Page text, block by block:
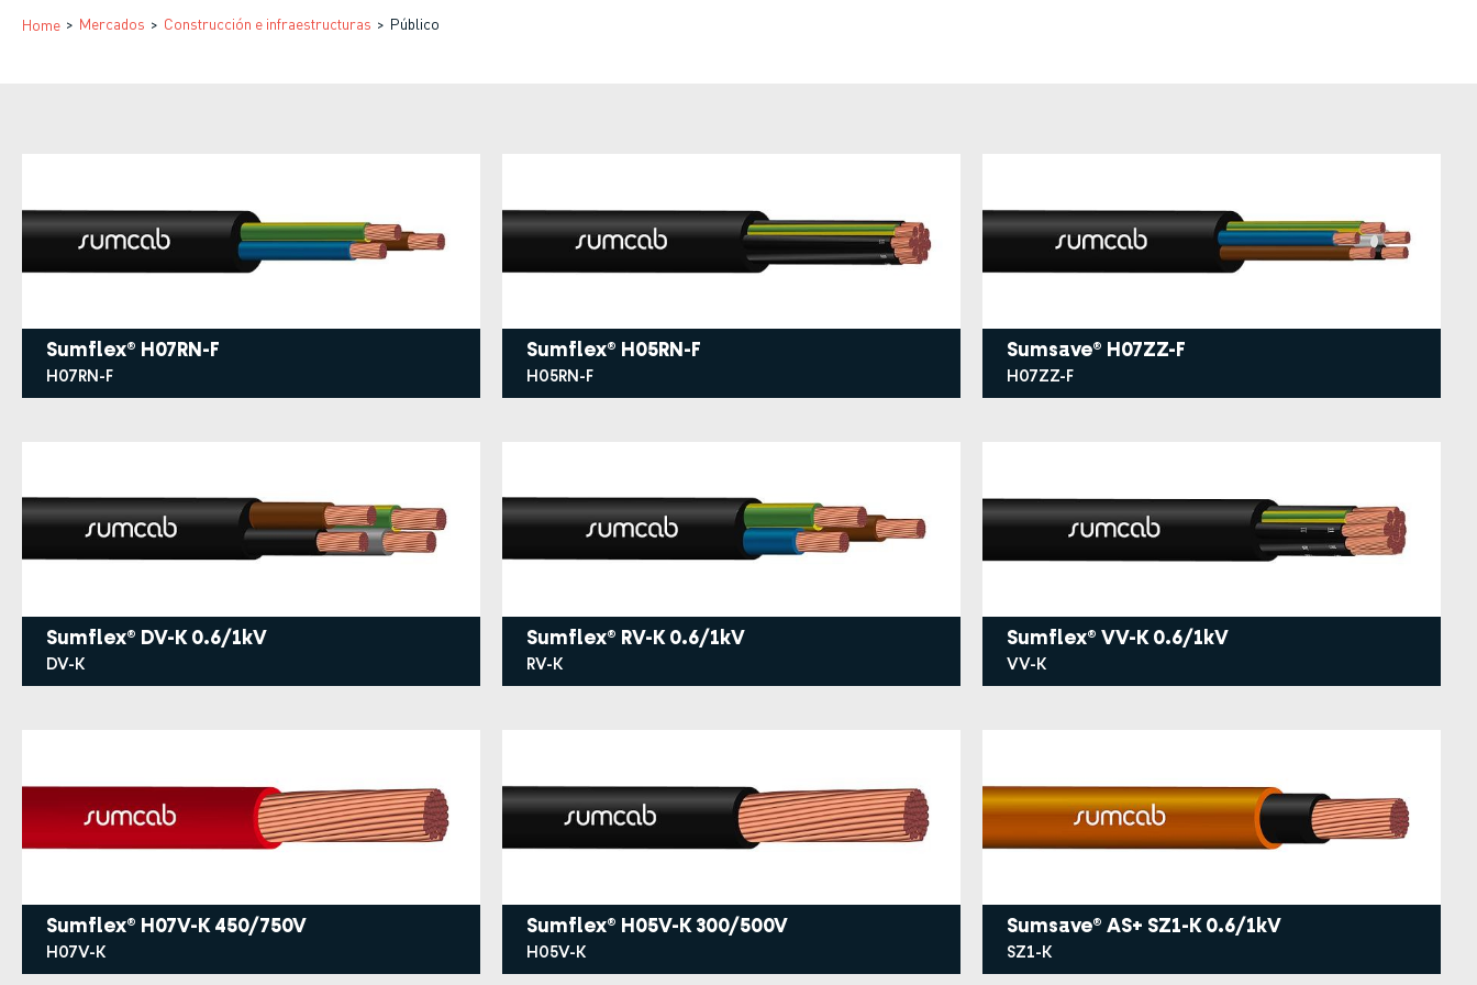
Sobrescribir
a
Home Mercados Construcción e infraestructuras Público
Sumflex® H07RN-F
H07RN-F
Sumflex® H05RN-F
H05RN-F
Sumsave® H07ZZ-F
H07ZZ-F
Sumflex® DV-K 0.6/1kV
DV-K
Sumflex® RV-K 0.6/1kV
RV-K
Sumflex® VV-K 0.6/1kV
VV-K
Sumflex® H07V-K 450/750V
H07V-K
Sumflex® H05V-K 300/500V
H05V-K
Sumsave® AS+ SZ1-K 0.6/1kV
SZ1-K